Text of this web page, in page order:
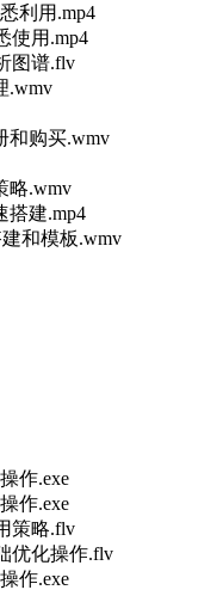
利用.mp4
使用.mp4
图谱.flv
.wmv
和购买.wmv
略.wmv
搭建.mp4
和模板.wmv
作.exe
作.exe
策略.flv
优化操作.flv
作.exe